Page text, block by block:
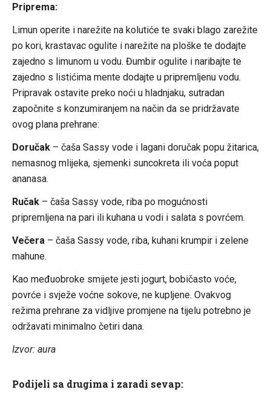
Priprema:
Limun operite i narežite na kolutiće te svaki blago zarežite
po kori, krastavac ogulite i narežite na ploške te dodajte
zajedno s limunom u vodu. Đumbir ogulite i naribajte te
zajedno s listićima mente dodajte u pripremljenu vodu.
Pripravak ostavite preko noći u hladnjaku, sutradan
započnite s konzumiranjem na način da se pridržavate
ovog plana prehrane:
Doručak– čaša Sassy vode i lagani doručak popu žitarica,
nemasnog mlijeka, sjemenki suncokreta ili voća poput
ananasa.
Ručak– čaša Sassy vode, riba po mogućnosti
pripremljena na pari ili kuhana u vodi i salata s povrćem.
Večera– čaša Sassy vode, riba, kuhani krumpir i zelene
mahune.
Kao međuobroke smijete jesti jogurt, bobičasto voće,
povrće i svježe voćne sokove, ne kupljene. Ovakvog
režima prehrane za vidljive promjene na tijelu potrebno je
održavati minimalno četiri dana.
Izvor: aura
Podijeli sa drugima i zaradi sevap: